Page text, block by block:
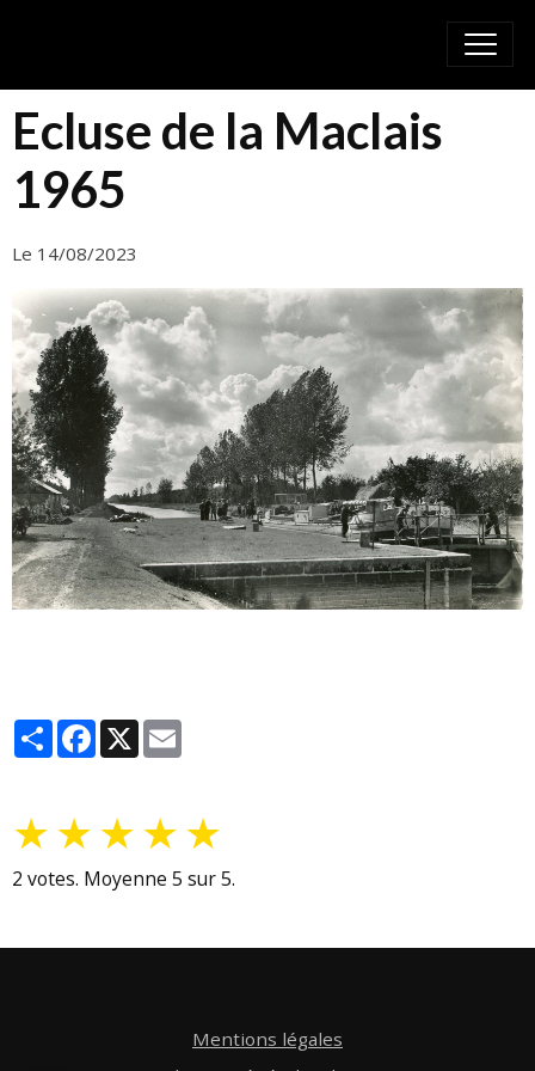
Ecluse de la Maclais
1965
Le 14/08/2023
PartagerFacebook
X
★★★★★
2 votes. Moyenne 5 sur 5.
Mentions légales